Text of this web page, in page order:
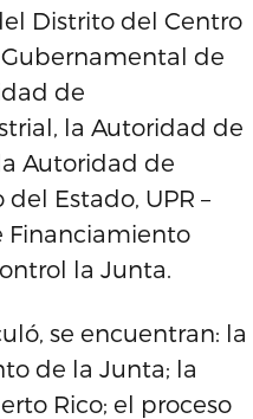
Distrito del Centro
Gubernamental de
de
la Autoridad de
Autoridad de
Estado, UPR –
Financiamiento
la Junta.
se encuentran: la
de la Junta; la
Rico; el proceso